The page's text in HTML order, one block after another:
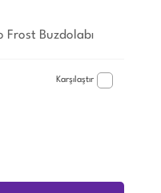
Frost Buzdolabı
Karşılaştır